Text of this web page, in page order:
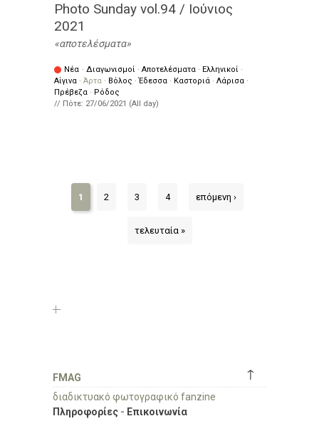
Photo Sunday vol.94 / Ιούνιος
2021
αποτελέσματα
Νέα · Διαγωνισμοί · Αποτελέσματα · Ελληνικοί ·
Αίγινα · Άρτα · Βόλος ·Έδεσσα · Καστοριά · Λάρισα ·
Πρέβεζα · Ρόδος
// Πότε: 27/06/2021 (All day)
1 2 3 4 επόμενη ›
τελευταία »
↑
FMAG
διαδικτυακό φωτογραφικό fanzine
Πληροφορίες - Επικοινωνία